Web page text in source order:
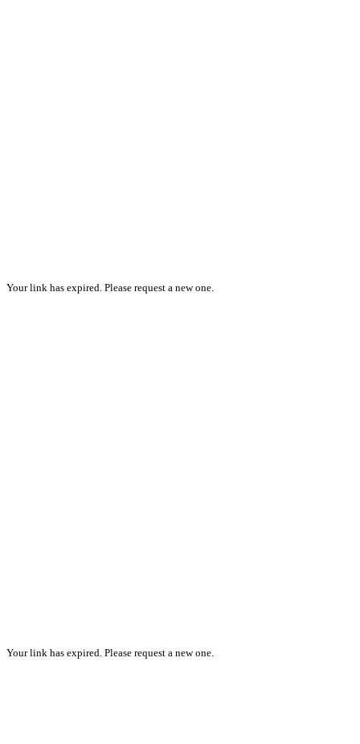
Your link has expired. Please request a new one.
Your link has expired. Please request a new one.